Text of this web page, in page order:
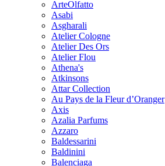
ArteOlfatto
Asabi
Asgharali
Atelier Cologne
Atelier Des Ors
Atelier Flou
Athena's
Atkinsons
Attar Collection
Au Pays de la Fleur d’Oranger
Axis
Azalia Parfums
Azzaro
Baldessarini
Baldinini
Balenciaga